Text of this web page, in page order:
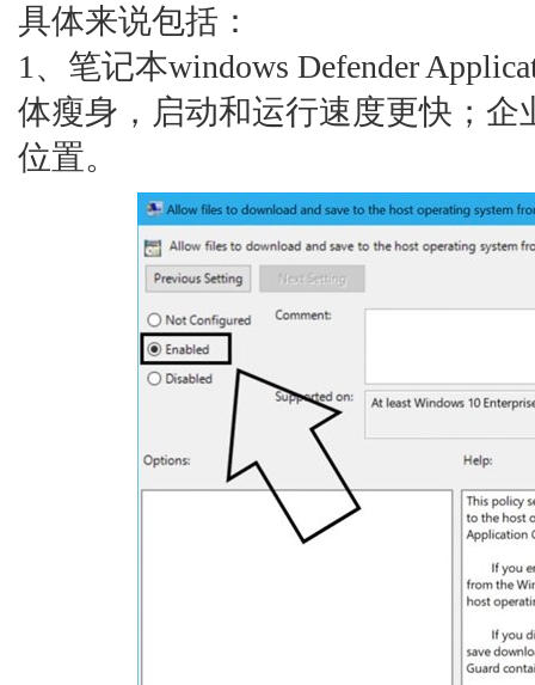
具体来说包括：
1、笔记本windows Defender
体瘦身，启动和运行速度更快；
位置。